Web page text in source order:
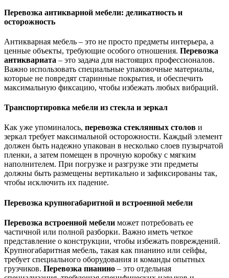
Перевозка антикварной мебели: деликатность и
осторожность
Антикварная мебель – это не просто предметы интерьера, а
ценные объекты, требующие особого отношения. Перевозка
антиквариата – это задача для настоящих профессионалов.
Важно использовать специальные упаковочные материалы,
которые не повредят старинные покрытия, и обеспечить
максимальную фиксацию, чтобы избежать любых вибраций.
Транспортировка мебели из стекла и зеркал
Как уже упоминалось, перевозка стеклянных столов и
зеркал требует максимальной осторожности. Каждый элемент
должен быть надежно упакован в несколько слоев пузырчатой
пленки, а затем помещен в прочную коробку с мягким
наполнителем. При погрузке и разгрузке эти предметы
должны быть размещены вертикально и зафиксированы так,
чтобы исключить их падение.
Перевозка крупногабаритной и встроенной мебели
Перевозка встроенной мебели может потребовать ее
частичной или полной разборки. Важно иметь четкое
представление о конструкции, чтобы избежать повреждений.
Крупногабаритная мебель, такая как пианино или сейфы,
требует специального оборудования и команды опытных
грузчиков. Перевозка пианино – это отдельная